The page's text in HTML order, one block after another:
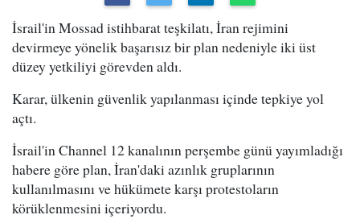
İsrail'in Mossad istihbarat teşkilatı, İran rejimini
devirmeye yönelik başarısız bir plan nedeniyle iki üst
düzey yetkiliyi görevden aldı.
Karar, ülkenin güvenlik yapılanması içinde tepkiye yol
açtı.
İsrail'in Channel 12 kanalının perşembe günü yayımladığı
habere göre plan, İran'daki azınlık gruplarının
kullanılmasını ve hükümete karşı protestoların
körüklenmesini içeriyordu.